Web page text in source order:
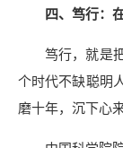
四、笃行：
笃行，就是
个时代不缺聪明
磨十年，沉下心